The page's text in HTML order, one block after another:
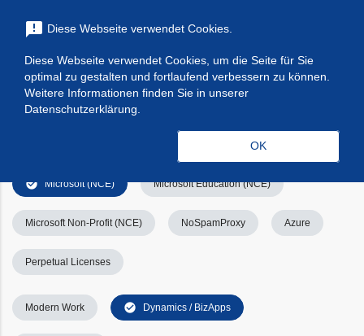
menu
Suchen
Filters Filter leeren
check_circle Microsoft (NCE)
Modern Work check_circle Dynamics / BizApps
Microsoft Education (NCE)
Microsoft Non-Profit (NCE) NoSpamProxy Azure
Perpetual Licenses
announcement Diese Webseite verwendet Cookies.
Diese Webseite verwendet Cookies, um die Seite für Sie
optimal zu gestalten und fortlaufend verbessern zu können.
Weitere Informationen finden Sie in unserer
Datenschutzerklärung.
OK